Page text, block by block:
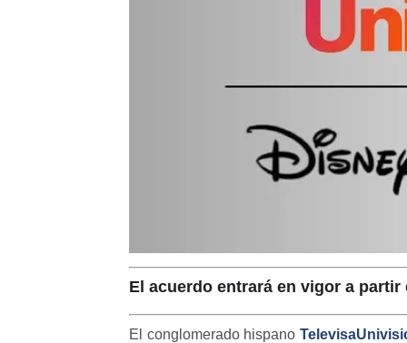
El acuerdo entrará en vigor a
El conglomerado hispano